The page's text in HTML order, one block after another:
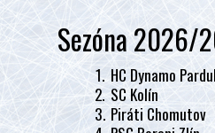
Sezóna 2026/
1. HC Dynamo
2. SC Kolín
3. Piráti Chomutov